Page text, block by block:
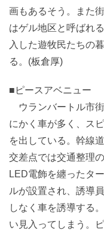
画もあるそう。また
はゲル地区と呼ばれ
入した遊牧民たちの
る。(板倉厚)
■ピースアベニュー
ウランバートル市
にかく車が多く、ス
を出している。幹線
交差点では交通整理
LED電飾を纏ったタ
ルが設置され、誘導
しなく車を誘導する
い見入ってしまう。